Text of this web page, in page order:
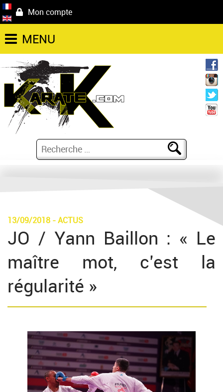
Mon compte
MENU
13/09/2018 -ACTUS
JO / Yann Baillon : « Le
maître mot, c’est la
régularité »